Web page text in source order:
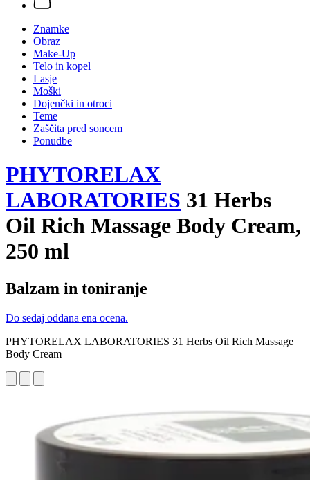
Znamke
Obraz
Make-Up
Telo in kopel
Lasje
Moški
Dojenčki in otroci
Teme
Zaščita pred soncem
Ponudbe
PHYTORELAX
LABORATORIES 31 Herbs
Oil Rich Massage Body Cream,
250 ml
Balzam in toniranje
Do sedaj oddana ena ocena.
PHYTORELAX LABORATORIES 31 Herbs Oil Rich Massage
Body Cream